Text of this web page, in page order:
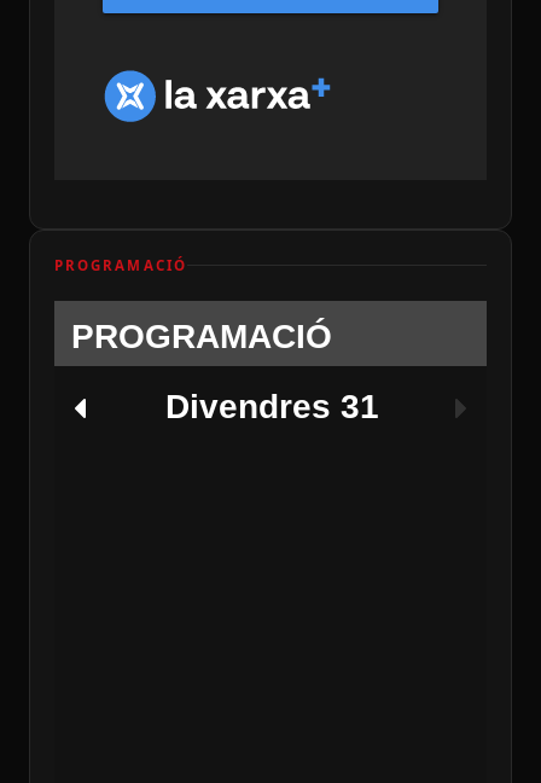
PROGRAMACIÓ
PROGRAMACIÓ
Divendres 31